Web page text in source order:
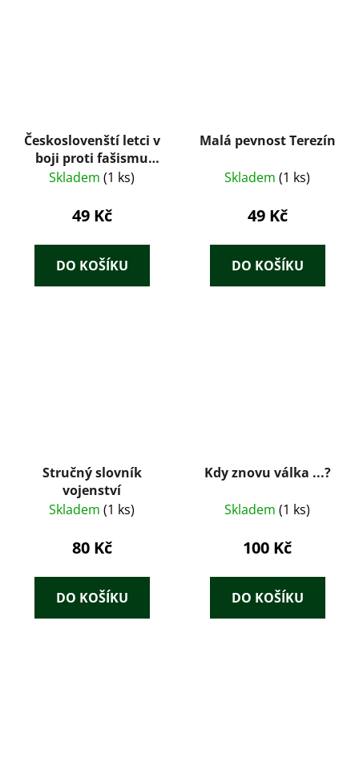
Českoslovenští letci v
boji proti fašismu
(1987) – Zdeněk
Skladem (1 ks)
49 Kč
DO KOŠÍKU
Malá pevnost Terezín
Skladem (1 ks)
49 Kč
DO KOŠÍKU
Stručný slovník
vojenství
Skladem (1 ks)
80 Kč
DO KOŠÍKU
Kdy znovu válka ...?
Skladem (1 ks)
100 Kč
DO KOŠÍKU